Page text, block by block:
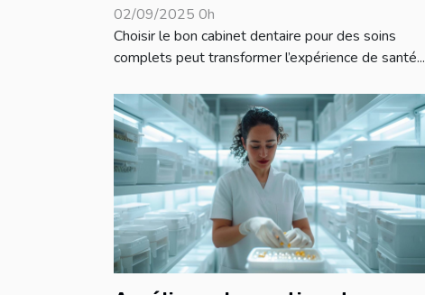
02/09/2025 0h
Choisir le bon cabinet dentaire pour des soins
complets peut transformer l’expérience de santé...